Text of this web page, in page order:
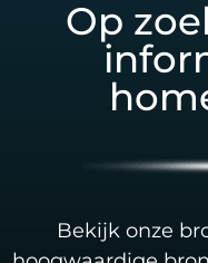
Op
Bekijk onze